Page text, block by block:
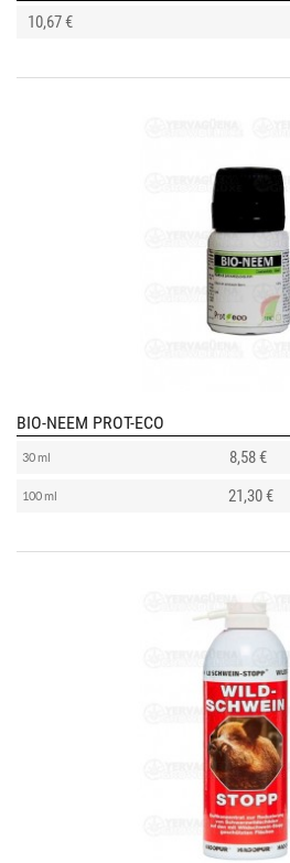
10,67 €
BIO-NEEM PROT-ECO
30 ml 8,58 €
100 ml 21,30 €